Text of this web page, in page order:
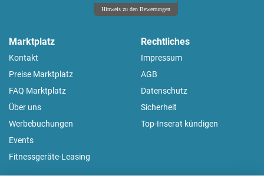
Hinweis zu den Bewertungen
Marktplatz
Kontakt
Preise Marktplatz
FAQ Marktplatz
Über uns
Werbebuchungen
Events
Fitnessgeräte-Leasing
Rechtliches
Impressum
AGB
Datenschutz
Sicherheit
Top-Inserat kündigen